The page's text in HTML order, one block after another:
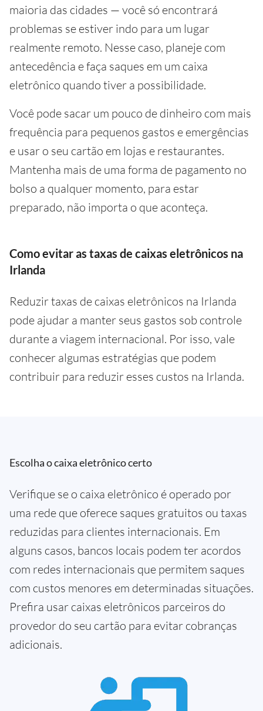
maioria das cidades — você só encontrará
problemas se estiver indo para um lugar
realmente remoto. Nesse caso, planeje com
antecedência e faça saques em um caixa
eletrônico quando tiver a possibilidade.
Você pode sacar um pouco de dinheiro com mais
frequência para pequenos gastos e emergências
e usar o seu cartão em lojas e restaurantes.
Mantenha mais de uma forma de pagamento no
bolso a qualquer momento, para estar
preparado, não importa o que aconteça.
Como evitar as taxas de caixas eletrônicos na
Irlanda
Reduzir taxas de caixas eletrônicos na Irlanda
pode ajudar a manter seus gastos sob controle
durante a viagem internacional. Por isso, vale
conhecer algumas estratégias que podem
contribuir para reduzir esses custos na Irlanda.
Escolha o caixa eletrônico certo
Verifique se o caixa eletrônico é operado por
uma rede que oferece saques gratuitos ou taxas
reduzidas para clientes internacionais. Em
alguns casos, bancos locais podem ter acordos
com redes internacionais que permitem saques
com custos menores em determinadas situações.
Prefira usar caixas eletrônicos parceiros do
provedor do seu cartão para evitar cobranças
adicionais.